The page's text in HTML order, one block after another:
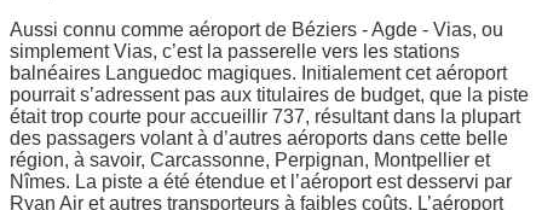
Aussi connu comme aéroport de Béziers - Agde - Vias, ou
simplement Vias, c’est la passerelle vers les stations
balnéaires Languedoc magiques. Initialement cet aéroport
pourrait s’adressent pas aux titulaires de budget, que la piste
était trop courte pour accueillir 737, résultant dans la plupart
des passagers volant à d’autres aéroports dans cette belle
région, à savoir, Carcassonne, Perpignan, Montpellier et
Nîmes. La piste a été étendue et l’aéroport est desservi par
Ryan Air et autres transporteurs à faibles coûts. L’aéroport